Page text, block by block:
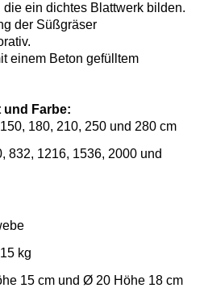
ein dichtes Blattwerk bilden.
der Süßgräser
einem Beton gefülltem
und Farbe:
180, 210, 250 und 280 cm
832, 1216, 1536, 2000 und
kg
15 cm und Ø 20 Höhe 18 cm